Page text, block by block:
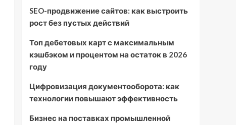
SEO-продвижение сайтов: как выстроить
рост без пустых действий
Топ дебетовых карт с максимальным
кэшбэком и процентом на остаток в 2026
году
Цифровизация документооборота: как
технологии повышают эффективность
Бизнес на поставках промышленной